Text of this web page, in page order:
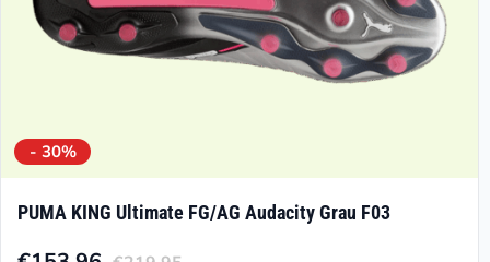
- 30%
PUMA KING Ultimate FG/AG Audacity Grau F03